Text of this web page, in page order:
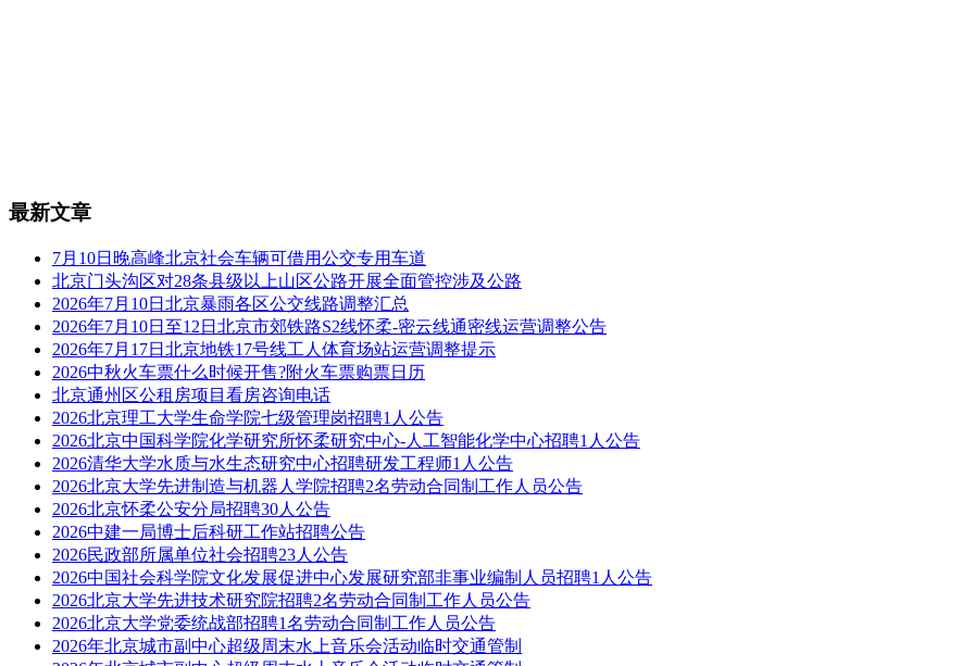
最新文章
7月10日晚高峰北京社会车辆可借用公交专用车道
北京门头沟区对28条县级以上山区公路开展全面管控涉及公路
2026年7月10日北京暴雨各区公交线路调整汇总
2026年7月10日至12日北京市郊铁路S2线怀柔-密云线通密线运营调整公告
2026年7月17日北京地铁17号线工人体育场站运营调整提示
2026中秋火车票什么时候开售?附火车票购票日历
北京通州区公租房项目看房咨询电话
2026北京理工大学生命学院七级管理岗招聘1人公告
2026北京中国科学院化学研究所怀柔研究中心-人工智能化学中心招聘1人公告
2026清华大学水质与水生态研究中心招聘研发工程师1人公告
2026北京大学先进制造与机器人学院招聘2名劳动合同制工作人员公告
2026北京怀柔公安分局招聘30人公告
2026中建一局博士后科研工作站招聘公告
2026民政部所属单位社会招聘23人公告
2026中国社会科学院文化发展促进中心发展研究部非事业编制人员招聘1人公告
2026北京大学先进技术研究院招聘2名劳动合同制工作人员公告
2026北京大学党委统战部招聘1名劳动合同制工作人员公告
2026年北京城市副中心超级周末水上音乐会活动临时交通管制